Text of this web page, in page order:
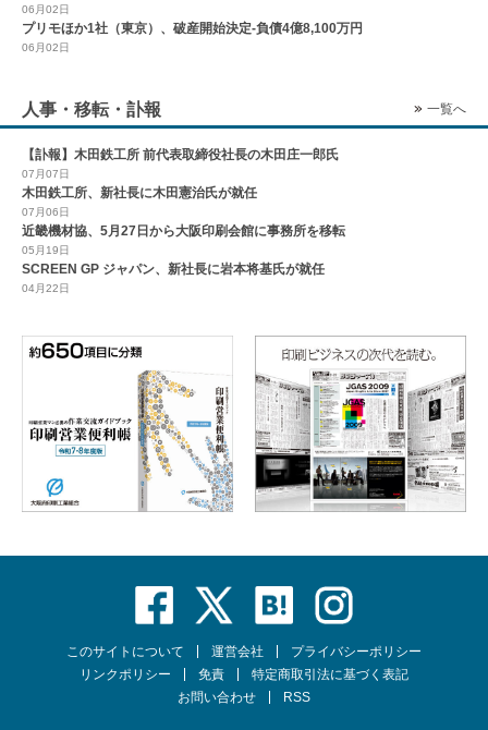
06月02日
プリモほか1社（東京）、破産開始決定-負債4億8,100万円
06月02日
人事・移転・訃報 一覧へ
【訃報】木田鉄工所 前代表取締役社長の木田庄一郎氏
07月07日
木田鉄工所、新社長に木田憲治氏が就任
07月06日
近畿機材協、5月27日から大阪印刷会館に事務所を移転
05月19日
SCREEN GP ジャパン、新社長に岩本将基氏が就任
04月22日
このサイトについて 運営会社
プライバシーポリシー
リンクポリシー
免責
特定商取引法に基づく表記
お問い合わせ
RSS